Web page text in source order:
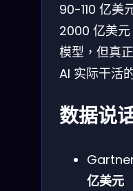
90-110 亿美
2000 亿美
模型，但真
AI 实际干活
数据说
亿美元